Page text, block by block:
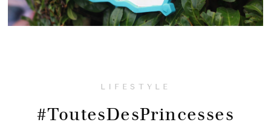
LIFESTYLE
#ToutesDesPrincesses